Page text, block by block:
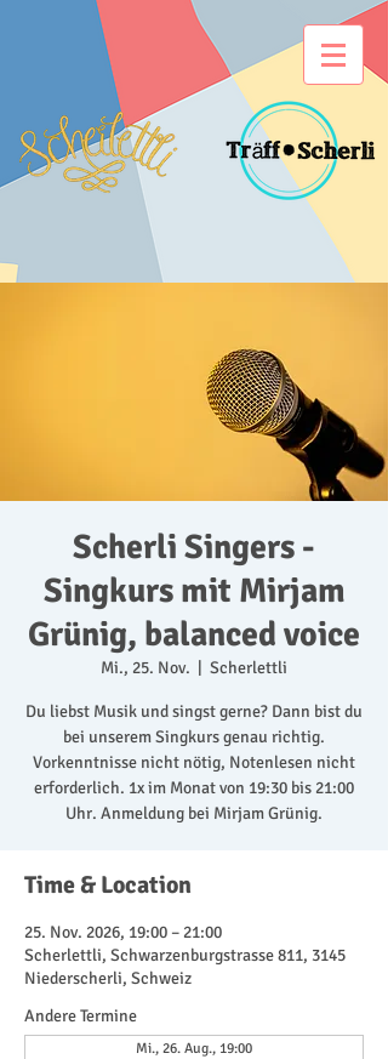
Scherli Singers -
Singkurs mit Mirjam
Grünig, balanced voice
Mi., 25. Nov. Scherlettli
Du liebst Musik und singst gerne? Dann bist du
bei unserem Singkurs genau richtig.
Vorkenntnisse nicht nötig, Notenlesen nicht
erforderlich. 1x im Monat von 19:30 bis 21:00
Uhr. Anmeldung bei Mirjam Grünig.
Time & Location
25. Nov. 2026, 19:00 – 21:00
Scherlettli, Schwarzenburgstrasse 811, 3145
Niederscherli, Schweiz
Andere Termine
Mi., 26. Aug., 19:00